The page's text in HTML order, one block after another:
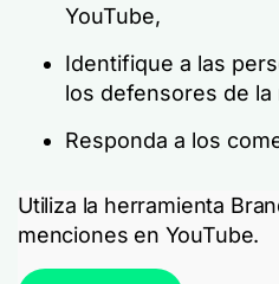
YouTube,
Identifique a las
los defensores de la
Responda a los
Utiliza la herramienta
menciones en YouTube.